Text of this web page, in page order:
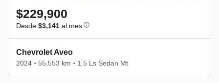
$229,900
Desde $3,141 al mes
Chevrolet Aveo
2024 • 55,553 km • 1.5 Ls Sedan Mt